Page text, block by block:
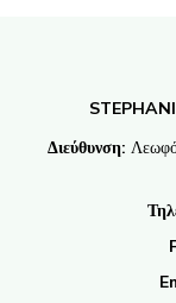
Διεύθυνση: